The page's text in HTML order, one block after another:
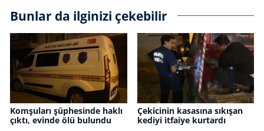
Bunlar da ilginizi çekebilir
Komşuları şüphesinde haklı
çıktı, evinde ölü bulundu
Çekicinin kasasına sıkışan
kediyi itfaiye kurtardı